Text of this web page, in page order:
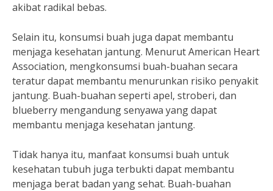
akibat radikal bebas.
Selain itu, konsumsi buah juga dapat membantu
menjaga kesehatan jantung. Menurut American Heart
Association, mengkonsumsi buah-buahan secara
teratur dapat membantu menurunkan risiko penyakit
jantung. Buah-buahan seperti apel, stroberi, dan
blueberry mengandung senyawa yang dapat
membantu menjaga kesehatan jantung.
Tidak hanya itu, manfaat konsumsi buah untuk
kesehatan tubuh juga terbukti dapat membantu
menjaga berat badan yang sehat. Buah-buahan